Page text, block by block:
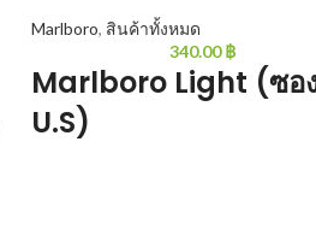
Marlboro, สินค้าทั้งหมด
340.00฿
Marlboro Light (ซอ
U.S)